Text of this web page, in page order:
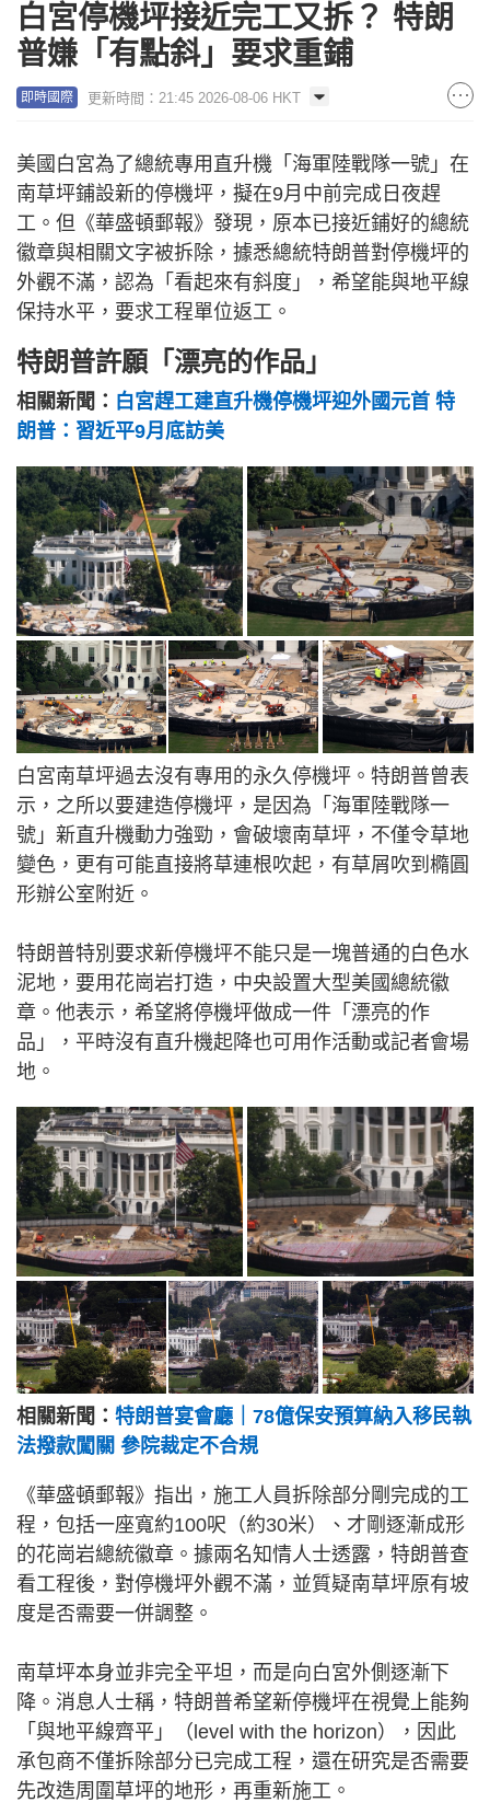
白宮停機坪接近完工又拆？ 特朗
普嫌「有點斜」要求重鋪
即時國際 更新時間：21:45 2026-08-06 HKT
美國白宮為了總統專用直升機「海軍陸戰隊一號」在
南草坪鋪設新的停機坪，擬在9月中前完成日夜趕
工。但《華盛頓郵報》發現，原本已接近鋪好的總統
徽章與相關文字被拆除，據悉總統特朗普對停機坪的
外觀不滿，認為「看起來有斜度」，希望能與地平線
保持水平，要求工程單位返工。
特朗普許願「漂亮的作品」
相關新聞： 白宮趕工建直升機停機坪迎外國元首 特
朗普：習近平9月底訪美
白宮南草坪過去沒有專用的永久停機坪。特朗普曾表
示，之所以要建造停機坪，是因為「海軍陸戰隊一
號」新直升機動力強勁，會破壞南草坪，不僅令草地
變色，更有可能直接將草連根吹起，有草屑吹到橢圓
形辦公室附近。
特朗普特別要求新停機坪不能只是一塊普通的白色水
泥地，要用花崗岩打造，中央設置大型美國總統徽
章。他表示，希望將停機坪做成一件「漂亮的作
品」，平時沒有直升機起降也可用作活動或記者會場
地。
相關新聞： 特朗普宴會廳｜78億保安預算納入移民執
法撥款闖關 參院裁定不合規
《華盛頓郵報》指出，施工人員拆除部分剛完成的工
程，包括一座寬約100呎（約30米）、才剛逐漸成形
的花崗岩總統徽章。據兩名知情人士透露，特朗普查
看工程後，對停機坪外觀不滿，並質疑南草坪原有坡
度是否需要一併調整。
南草坪本身並非完全平坦，而是向白宮外側逐漸下
降。消息人士稱，特朗普希望新停機坪在視覺上能夠
「與地平線齊平」（level with the horizon），因此
承包商不僅拆除部分已完成工程，還在研究是否需要
先改造周圍草坪的地形，再重新施工。